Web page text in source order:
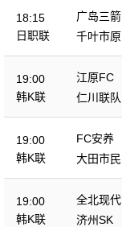
18:15
日职联
广岛三箭
千叶市原
19:00
韩K联
江原FC
仁川联队
19:00
韩K联
FC安养
大田市民
19:00
韩K联
全北现代
济州SK